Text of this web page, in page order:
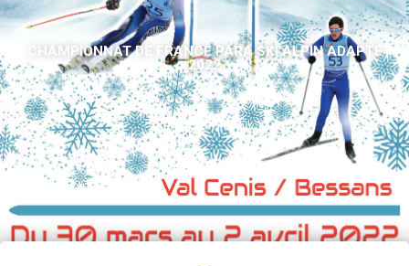
CHAMPIONNAT DE FRANCE PARA SKI ALPIN ADAPTÉ
2022